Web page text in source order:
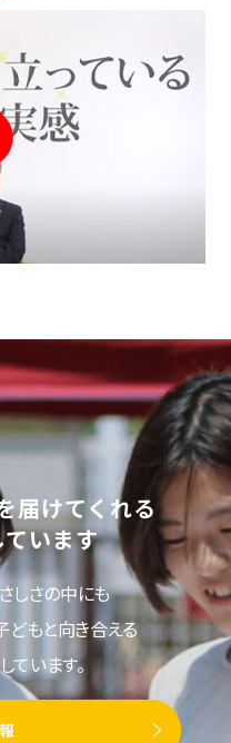
届けてくれる
います
しさの中にも
どもと向き合える
います。